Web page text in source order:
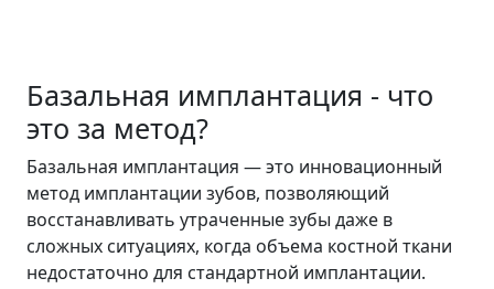
Базальная имплантация - что
это за метод?
Базальная имплантация — это инновационный
метод имплантации зубов, позволяющий
восстанавливать утраченные зубы даже в
сложных ситуациях, когда объема костной ткани
недостаточно для стандартной имплантации.